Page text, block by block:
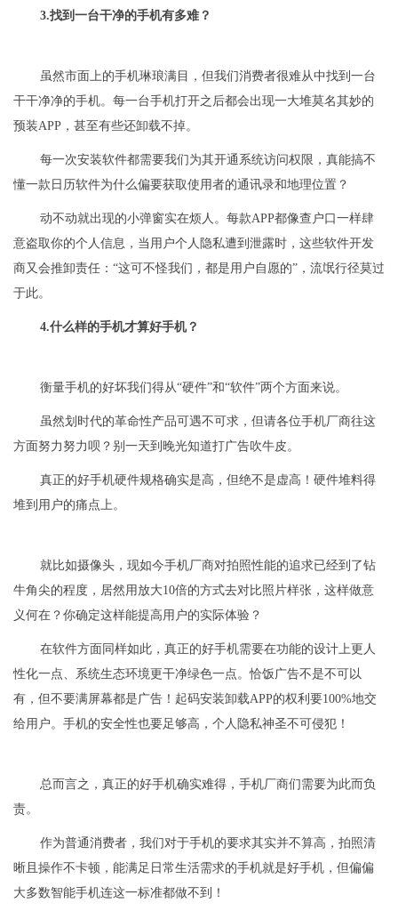
3.找到一台干净的手机有多难？
虽然市面上的手机琳琅满目，但我们消费者很难从中找到一台
干干净净的手机。每一台手机打开之后都会出现一大堆莫名其妙的
预装APP，甚至有些还卸载不掉。
每一次安装软件都需要我们为其开通系统访问权限，真能搞不
懂一款日历软件为什么偏要获取使用者的通讯录和地理位置？
动不动就出现的小弹窗实在烦人。每款APP都像查户口一样肆
意盗取你的个人信息，当用户个人隐私遭到泄露时，这些软件开发
商又会推卸责任：“这可不怪我们，都是用户自愿的”，流氓行径莫过
于此。
4.什么样的手机才算好手机？
衡量手机的好坏我们得从“硬件”和“软件”两个方面来说。
虽然划时代的革命性产品可遇不可求，但请各位手机厂商往这
方面努力努力呗？别一天到晚光知道打广告吹牛皮。
真正的好手机硬件规格确实是高，但绝不是虚高！硬件堆料得
堆到用户的痛点上。
就比如摄像头，现如今手机厂商对拍照性能的追求已经到了钻
牛角尖的程度，居然用放大10倍的方式去对比照片样张，这样做意
义何在？你确定这样能提高用户的实际体验？
在软件方面同样如此，真正的好手机需要在功能的设计上更人
性化一点、系统生态环境更干净绿色一点。恰饭广告不是不可以
有，但不要满屏幕都是广告！起码安装卸载APP的权利要100%地交
给用户。手机的安全性也要足够高，个人隐私神圣不可侵犯！
总而言之，真正的好手机确实难得，手机厂商们需要为此而负
责。
作为普通消费者，我们对于手机的要求其实并不算高，拍照清
晰且操作不卡顿，能满足日常生活需求的手机就是好手机，但偏偏
大多数智能手机连这一标准都做不到！